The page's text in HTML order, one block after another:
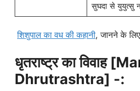
सुघदा से युयुत्सु
शिशुपाल का वध की कहानी, जानने के
धृतराष्ट्र का विवाह
Dhrutrashtra] -: